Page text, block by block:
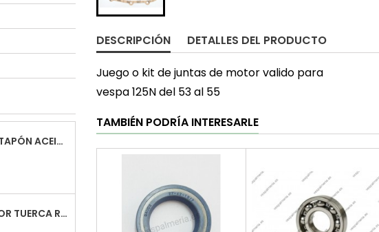
JUNTA TAPÓN ACEITE VESPA
PASADOR TUERCA RUEDA VESPA
DESCRIPCIÓN DETALLES DEL PRODUCTO
Juego o kit de juntas de motor valido para
vespa 125N del 53 al 55
TAMBIÉN PODRÍA INTERESARLE